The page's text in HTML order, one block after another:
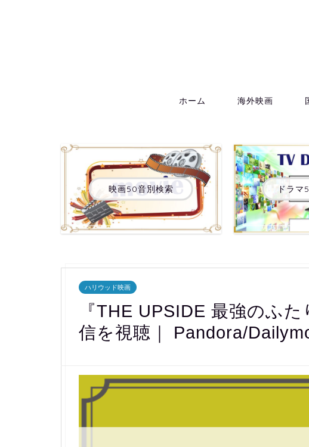
ホーム 海外映画
映画50音別検索 ドラマ
ハリウッド映画
『THE UPSIDE 最強のふ
信を視聴｜ Pandora/